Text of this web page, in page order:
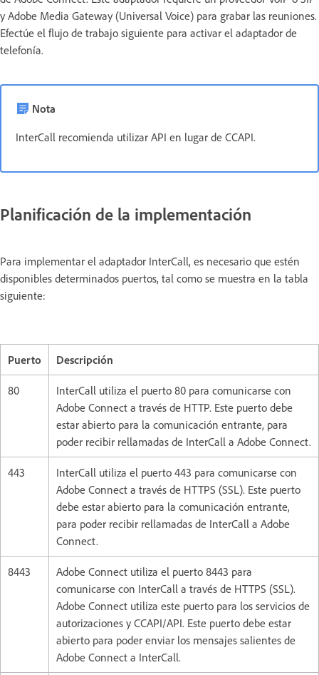
y Adobe Media Gateway (Universal Voice) para grabar las reuniones.
Efectúe el flujo de trabajo siguiente para activar el adaptador de
telefonía.
Nota
InterCall recomienda utilizar API en lugar de CCAPI.
Planificación de la implementación
Para implementar el adaptador InterCall, es necesario que estén
disponibles determinados puertos, tal como se muestra en la tabla
siguiente:
Puerto Descripción
80
InterCall utiliza el puerto 80 para comunicarse con
Adobe Connect a través de HTTP. Este puerto debe
estar abierto para la comunicación entrante, para
poder recibir rellamadas de InterCall a Adobe Connect.
443
InterCall utiliza el puerto 443 para comunicarse con
Adobe Connect a través de HTTPS (SSL). Este puerto
debe estar abierto para la comunicación entrante,
para poder recibir rellamadas de InterCall a Adobe
Connect.
8443
Adobe Connect utiliza el puerto 8443 para
comunicarse con InterCall a través de HTTPS (SSL).
Adobe Connect utiliza este puerto para los servicios de
autorizaciones y CCAPI/API. Este puerto debe estar
abierto para poder enviar los mensajes salientes de
Adobe Connect a InterCall.